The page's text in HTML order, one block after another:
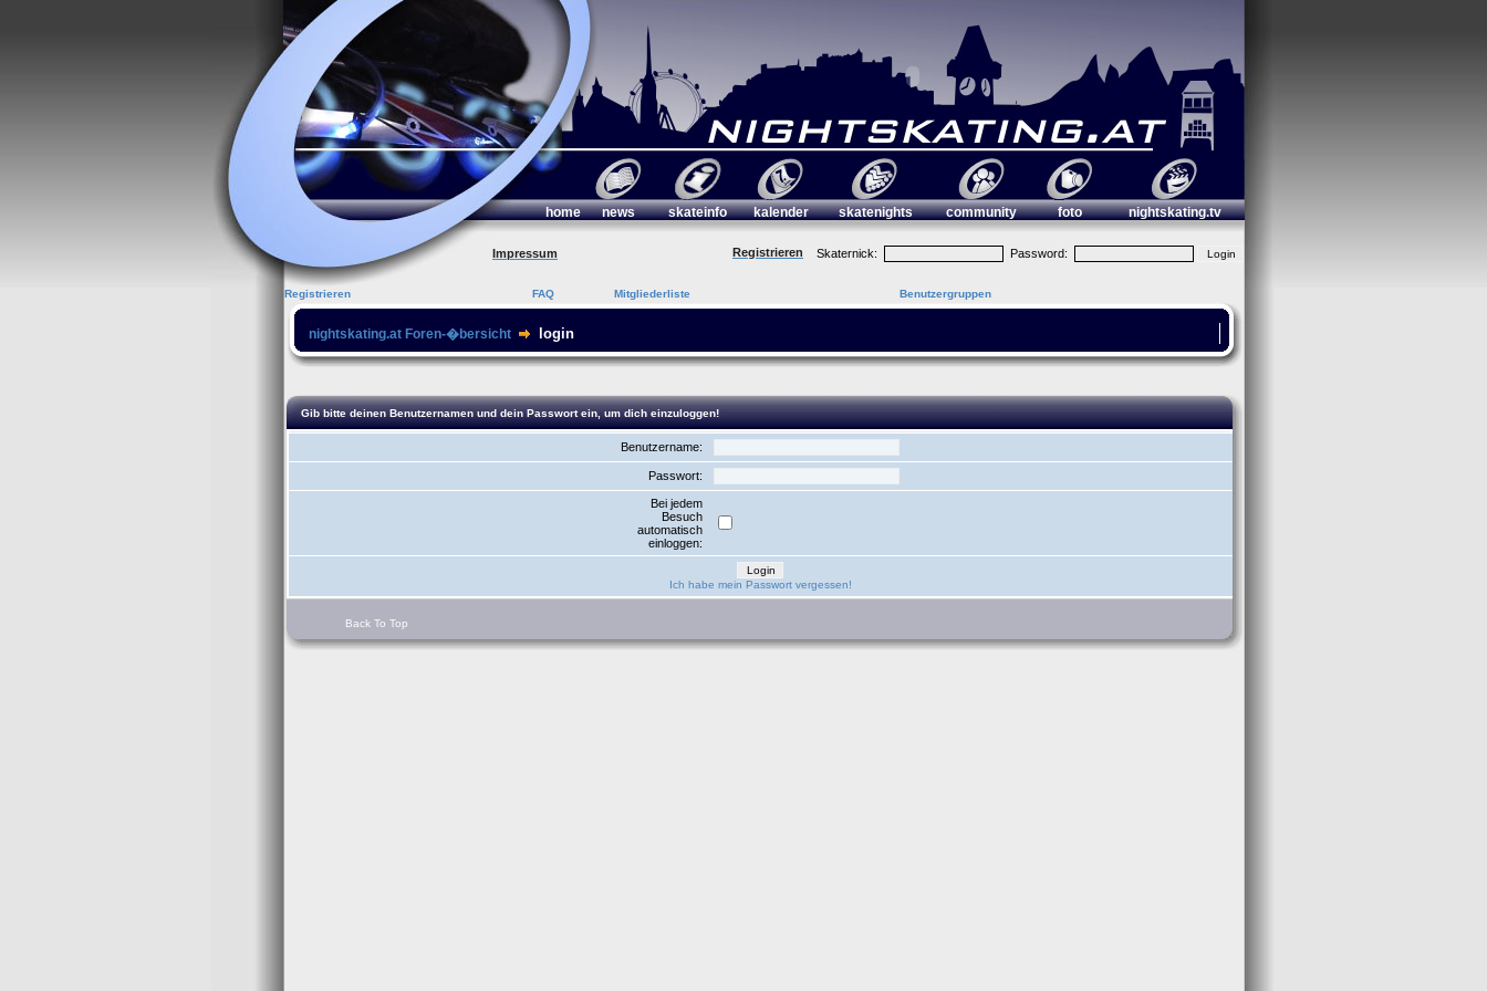
home news skateinfo kalender skatenights community foto nightskating.tv
Impressum Registrieren Skaternick: Password:
Registrieren FAQ Mitgliederliste Benutzergruppen
nightskating.at Foren-�bersicht login
Gib bitte deinen Benutzernamen und dein Passwort ein, um dich einzuloggen!
Benutzername:
Passwort:
Bei jedem
Besuch
automatisch
einloggen:
Ich habe mein Passwort vergessen!
Back To Top